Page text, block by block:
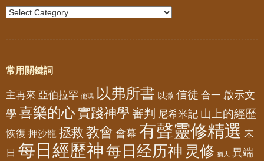
常用關鍵詞
主再來 亞伯拉罕 他瑪 以弗所書 以撒 信徒 合一 啟示文
學 喜樂的心實踐神學 審判 尼希米記 山上的經歷
恢復 押沙龍 拯救 教會 會幕 有聲靈修精選 末
日 每日經歷神 每日经历神 灵修 猶大 異端